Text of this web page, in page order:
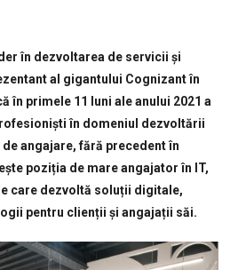
în dezvoltarea de servicii și
al gigantului Cognizant în
în primele 11 luni ale anului 2021 a
în domeniul dezvoltării
angajare, fără precedent în
poziția de mare angajator în IT,
care dezvoltă soluții digitale,
pentru clienții și angajații săi.